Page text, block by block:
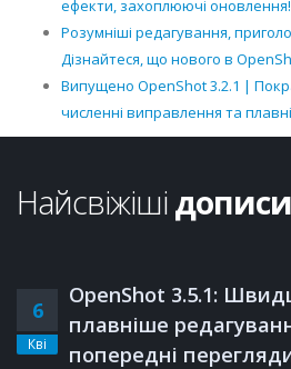
ефекти, захоплюючі оновлення!
Розумніші редагування,
Дізнайтеся, що нового в
Випущено OpenShot 3.2.1 |
численні виправлення та
Найсвіжішідописи
6
Кві
OpenShot 3.5.1:
плавніше
попередні